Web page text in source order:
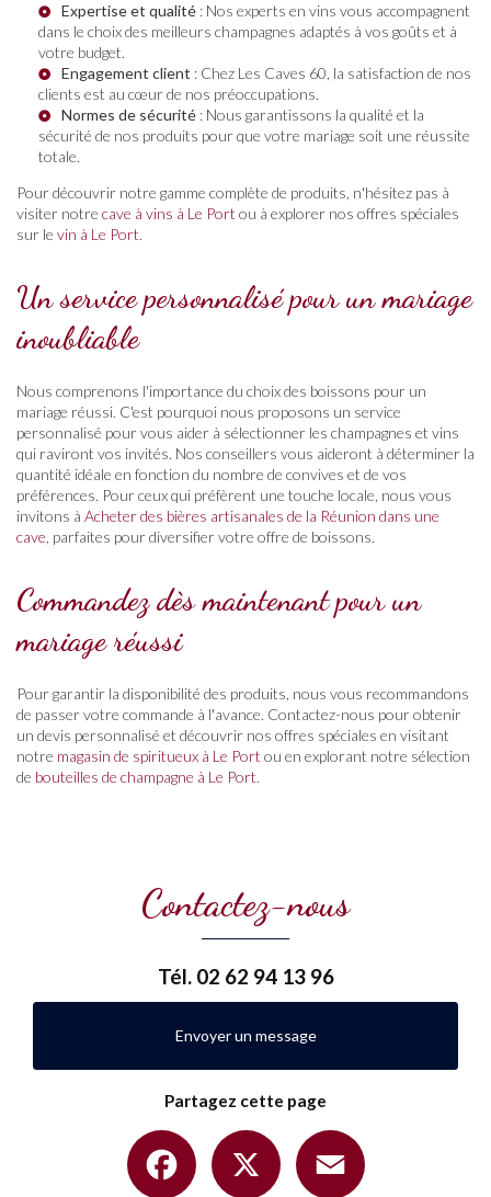
Expertise et qualité : Nos experts en vins vous accompagnent
dans le choix des meilleurs champagnes adaptés à vos goûts et à
votre budget.
Engagement client : Chez Les Caves 60, la satisfaction de nos
clients est au cœur de nos préoccupations.
Normes de sécurité : Nous garantissons la qualité et la
sécurité de nos produits pour que votre mariage soit une réussite
totale.
Pour découvrir notre gamme complète de produits, n'hésitez pas à
visiter notre cave à vins à Le Port ou à explorer nos offres spéciales
sur le vin à Le Port.
Un service personnalisé pour un mariage
inoubliable
Nous comprenons l'importance du choix des boissons pour un
mariage réussi. C'est pourquoi nous proposons un service
personnalisé pour vous aider à sélectionner les champagnes et vins
qui raviront vos invités. Nos conseillers vous aideront à déterminer la
quantité idéale en fonction du nombre de convives et de vos
préférences. Pour ceux qui préfèrent une touche locale, nous vous
invitons à Acheter des bières artisanales de la Réunion dans une
cave , parfaites pour diversifier votre offre de boissons.
Commandez dès maintenant pour un
mariage réussi
Pour garantir la disponibilité des produits, nous vous recommandons
de passer votre commande à l'avance. Contactez-nous pour obtenir
un devis personnalisé et découvrir nos offres spéciales en visitant
notre magasin de spiritueux à Le Port ou en explorant notre sélection
de bouteilles de champagne à Le Port.
Contactez-nous
Tél. 02 62 94 13 96
Envoyer un message
Partagez cette page
Facebook